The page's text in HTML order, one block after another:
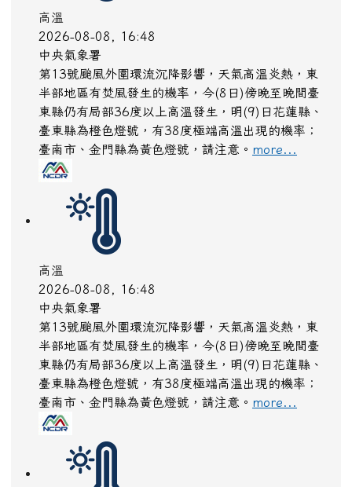
高溫
2026-08-08, 16:48
中央氣象署
第13號颱風外圍環流沉降影響，天氣高溫炎熱，東
半部地區有焚風發生的機率，今(8日)傍晚至晚間臺
東縣仍有局部36度以上高溫發生，明(9)日花蓮縣、
臺東縣為橙色燈號，有38度極端高溫出現的機率；
臺南市、金門縣為黃色燈號，請注意。 more...
高溫
2026-08-08, 16:48
中央氣象署
第13號颱風外圍環流沉降影響，天氣高溫炎熱，東
半部地區有焚風發生的機率，今(8日)傍晚至晚間臺
東縣仍有局部36度以上高溫發生，明(9)日花蓮縣、
臺東縣為橙色燈號，有38度極端高溫出現的機率；
臺南市、金門縣為黃色燈號，請注意。 more...